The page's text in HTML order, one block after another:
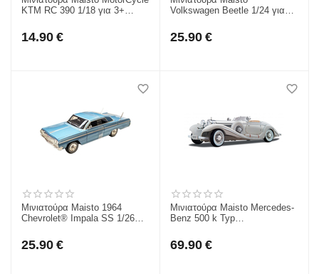
KTM RC 390 1/18 για 3+
14.90 €
Volkswagen Beetle 1/24 για
25.90 €
Μινιατούρα Maisto 1964
Chevrolet® Impala SS 1/26
25.90 €
Μινιατούρα Maisto Mercedes-
Benz 500 k Typ
3+ 36055
69.90 €